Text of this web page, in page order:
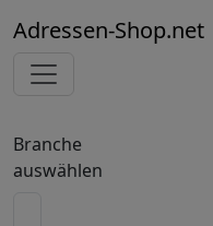
Adressen-Shop.net
Branche
auswählen